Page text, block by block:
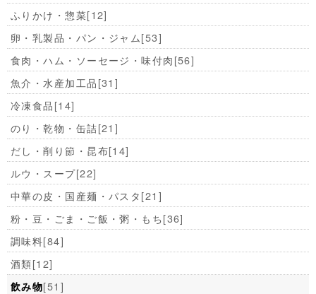
ふりかけ・惣菜[12]
卵・乳製品・パン・ジャム[53]
食肉・ハム・ソーセージ・味付肉[56]
魚介・水産加工品[31]
冷凍食品[14]
のり・乾物・缶詰[21]
だし・削り節・昆布[14]
ルウ・スープ[22]
中華の皮・国産麺・パスタ[21]
粉・豆・ごま・ご飯・粥・もち[36]
調味料[84]
酒類[12]
飲み物[51]